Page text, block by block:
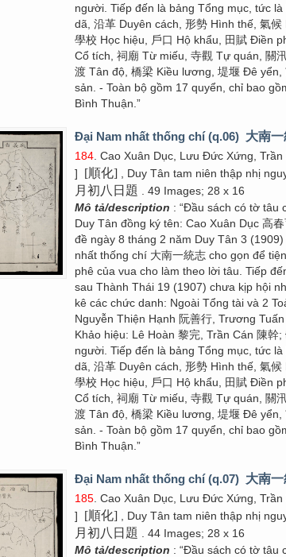
người. Tiếp đến là bảng Tổng mục, tức
dã, 沿革 Duyên cách, 形勢 Hình thế, 氣
學校 Học hiệu, 戶口 Hộ khẩu, 田賦 Điền
Cổ tích, 祠廟 Từ miếu, 寺觀 Tự quán, 關
渡 Tân độ, 橋梁 Kiều lương, 堤堰 Đê
sản. - Toàn bộ gồm 17 quyển, chỉ bao
Bình Thuận.”
Đại Nam nhất thống chí (q.06) 大南
184 . Cao Xuân Dục, Lưu Đức Xứng, Trần
]
[順化] , Duy Tân tam niên thập nhị
月初八日題
. 49 Images; 28 x 16
Mô tả/description : “Đầu sách có tờ tâu
Duy Tân đồng ký tên: Cao Xuân Dục 高
đề ngày 8 tháng 2 năm Duy Tân 3
nhất thống chí 大南一統志 cho gọn để
phê của vua cho làm theo lời tâu. Tiếp
sau Thành Thái 19 (1907) chưa kịp hội
kê các chức danh: Ngoài Tổng tài và 2
Nguyễn Thiện Hạnh 阮善行, Trương
Khảo hiệu: Lê Hoàn 黎完, Trần Cán 陳
người. Tiếp đến là bảng Tổng mục, tức
dã, 沿革 Duyên cách, 形勢 Hình thế, 氣
學校 Học hiệu, 戶口 Hộ khẩu, 田賦 Điền
Cổ tích, 祠廟 Từ miếu, 寺觀 Tự quán, 關
渡 Tân độ, 橋梁 Kiều lương, 堤堰 Đê
sản. - Toàn bộ gồm 17 quyển, chỉ bao
Bình Thuận.”
Đại Nam nhất thống chí (q.07) 大南
185 . Cao Xuân Dục, Lưu Đức Xứng, Trần
]
[順化] , Duy Tân tam niên thập nhị
月初八日題
. 44 Images; 28 x 16
Mô tả/description : “Đầu sách có tờ tâu